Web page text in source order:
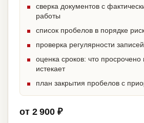
сверка документов с
работы
список пробелов в порядке
проверка регулярности
оценка сроков: что просрочено
истекает
план закрытия пробелов с
от 2 900 ₽